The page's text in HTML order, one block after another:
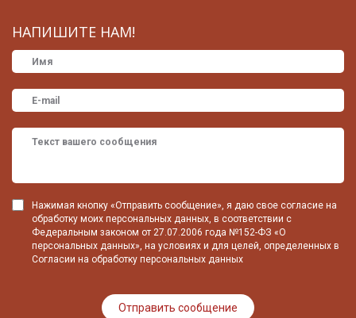
НАПИШИТЕ НАМ!
Нажимая кнопку «Отправить сообщение», я даю свое согласие на
обработку моих персональных данных, в соответствии с
Федеральным законом от 27.07.2006 года №152-ФЗ «О
персональных данных», на условиях и для целей, определенных в
Согласии на обработку персональных данных